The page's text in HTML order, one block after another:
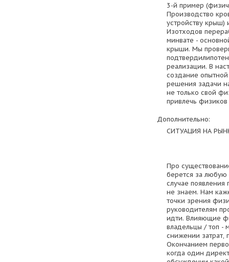
3-й пример
Производство
устройству крыш)
Изотходов
минвате -
крыши. Мы
реализации. В
создание
решения задачи
не только свой
привлечь
Дополнительно:
СИТУАЦИЯ НА
Про
берется за любую
случае
не знаем. Нам
точки зрения
руководителям
идти. Влияющие
владельцы / топ -
снижении затрат,
Окончанием
когда один